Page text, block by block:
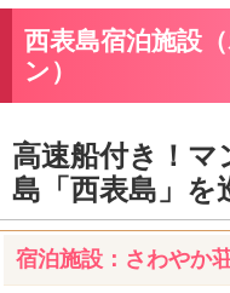
西表島宿泊施設
ン）
高速船付き！
島「西表島」を
宿泊施設：さわやか